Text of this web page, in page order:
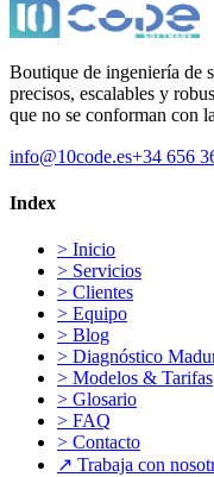
Boutique de ingeniería de
precisos, escalables y
que no se conforman con
info@10code.es+34 656
Index
> Inicio
> Servicios
> Clientes
> Equipo
> Blog
> Diagnóstico
> Modelos & Tarifas
> Glosario
> FAQ
> Contacto
↗ Trabaja con